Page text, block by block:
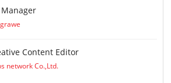
Manager
Content Editor
network Co.,Ltd.